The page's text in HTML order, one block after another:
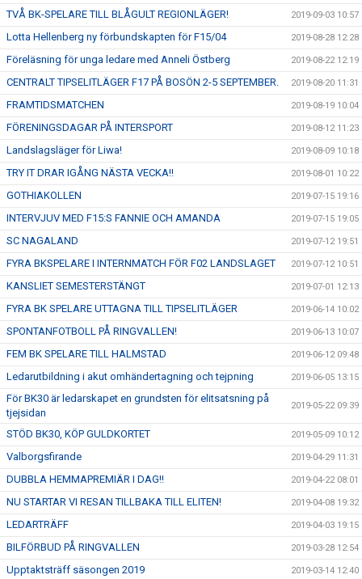
TVÅ BK-SPELARE TILL BLÅGULT REGIONLÄGER! 2019-09-03 10:57
Lotta Hellenberg ny förbundskapten för F15/04 2019-08-28 12:28
Föreläsning för unga ledare med Anneli Östberg 2019-08-22 12:19
CENTRALT TIPSELITLÄGER F17 PÅ BOSÖN 2-5 SEPTEMBER. 2019-08-20 11:31
FRAMTIDSMATCHEN 2019-08-19 10:04
FÖRENINGSDAGAR PÅ INTERSPORT 2019-08-12 11:23
Landslagsläger för Liwa! 2019-08-09 10:18
TRY IT DRAR IGÅNG NÄSTA VECKA!! 2019-08-01 10:22
GOTHIAKOLLEN 2019-07-15 19:16
INTERVJUV MED F15:S FANNIE OCH AMANDA 2019-07-15 19:05
SC NAGALAND 2019-07-12 19:51
FYRA BKSPELARE I INTERNMATCH FÖR F02 LANDSLAGET 2019-07-12 10:51
KANSLIET SEMESTERSTÄNGT 2019-07-01 12:13
FYRA BK SPELARE UTTAGNA TILL TIPSELITLÄGER 2019-06-14 10:02
SPONTANFOTBOLL PÅ RINGVALLEN! 2019-06-13 10:07
FEM BK SPELARE TILL HALMSTAD 2019-06-12 09:48
Ledarutbildning i akut omhändertagning och tejpning 2019-06-05 13:15
För BK30 är ledarskapet en grundsten för elitsatsning på
tjejsidan
2019-05-22 09:39
STÖD BK30, KÖP GULDKORTET 2019-05-09 10:12
Valborgsfirande 2019-04-29 11:31
DUBBLA HEMMAPREMIÄR I DAG!! 2019-04-22 08:01
NU STARTAR VI RESAN TILLBAKA TILL ELITEN! 2019-04-08 19:32
LEDARTRÄFF 2019-04-03 19:15
BILFÖRBUD PÅ RINGVALLEN 2019-03-28 12:54
Upptaktsträff säsongen 2019 2019-03-14 12:40